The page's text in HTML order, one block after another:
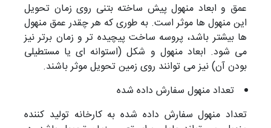
عمق و ابعاد منهول پیش ساخته بتنی روی زمان تحویل
این منهول ها موثر است. به طوری که هر چقدر عمق منهول
ها بیشتر باشد، پروسه ساخت پیچیده تر و زمان برتر نیز
می شود. ابعاد منهول و شکل (استوانه ای یا مستطیلی
بودن آن) نیز می توانند روی زمین تحویل موثر باشند.
تعداد منهول سفارش داده شده
تعداد منهول سفارش داده شده به کارخانه تولید کننده